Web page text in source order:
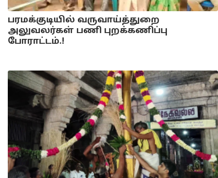
பரமக்குடியில் வருவாய்த்துறை
அலுவலர்கள் பணி புறக்கணிப்பு
போராட்டம்.!